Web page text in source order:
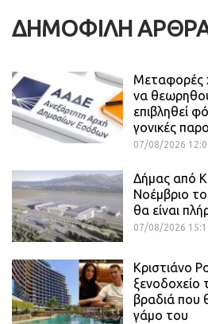
ΔΗΜΟΦΙΛΗ
Μεταφορές
να
επιβληθεί
γονικές
07/08/2026
Δήμας από
Νοέμβριο
θα είναι
07/08/2026
Κριστιάνο
ξενοδοχείο
βραδιά που
γάμο του